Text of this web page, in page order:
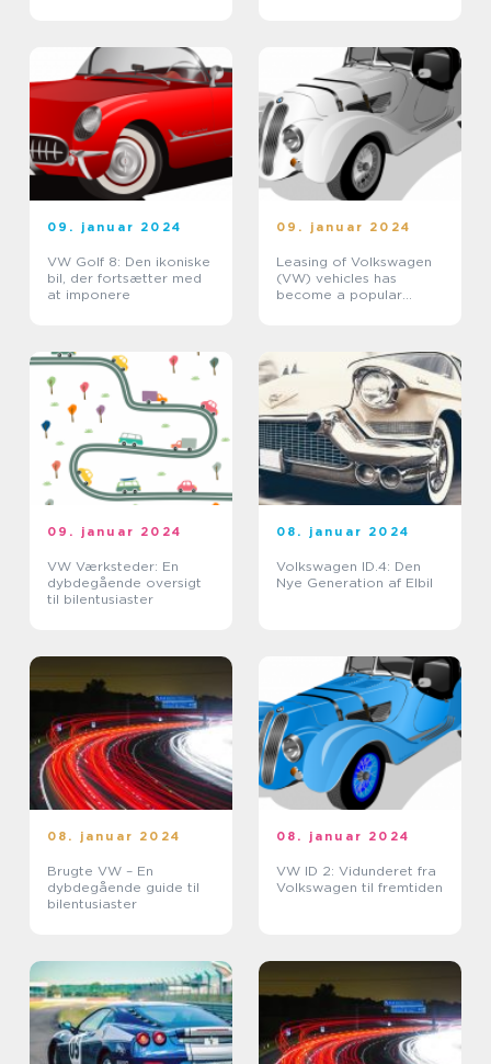
09. januar 2024
VW Golf 8: Den ikoniske
bil, der fortsætter med
at imponere
09. januar 2024
Leasing of Volkswagen
(VW) vehicles has
become a popular
09. januar 2024
VW Værksteder: En
dybdegående oversigt
til bilentusiaster
08. januar 2024
Volkswagen ID.4: Den
Nye Generation af Elbil
08. januar 2024
Brugte VW – En
dybdegående guide til
bilentusiaster
08. januar 2024
VW ID 2: Vidunderet fra
Volkswagen til fremtiden